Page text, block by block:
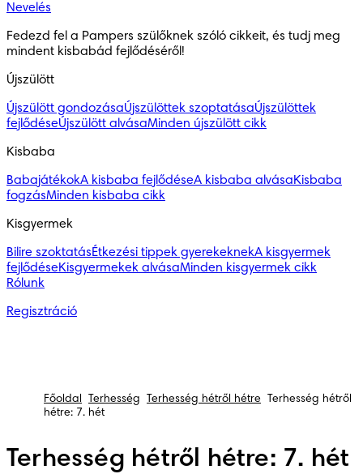
Nevelés
Fedezd fel a Pampers szülőknek szóló cikkeit, és tudj meg
mindent kisbabád fejlődéséről!
Újszülött
Újszülött gondozásaÚjszülöttek szoptatásaÚjszülöttek
fejlődéseÚjszülött alvásaMinden újszülött cikk
Kisbaba
BabajátékokA kisbaba fejlődéseA kisbaba alvásaKisbaba
fogzásMinden kisbaba cikk
Kisgyermek
Bilire szoktatásÉtkezési tippek gyerekeknekA kisgyermek
fejlődéseKisgyermekek alvásaMinden kisgyermek cikk
Rólunk
Regisztráció
Főoldal Terhesség Terhesség hétről hétre
Terhesség hétről
hétre: 7. hét
Terhesség hétről hétre: 7. hét